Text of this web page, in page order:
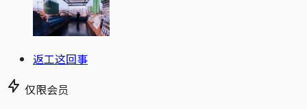
返工这回事
仅限会员